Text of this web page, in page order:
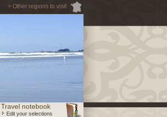
> Other regions to visit
Travel notebook
Edit your selections